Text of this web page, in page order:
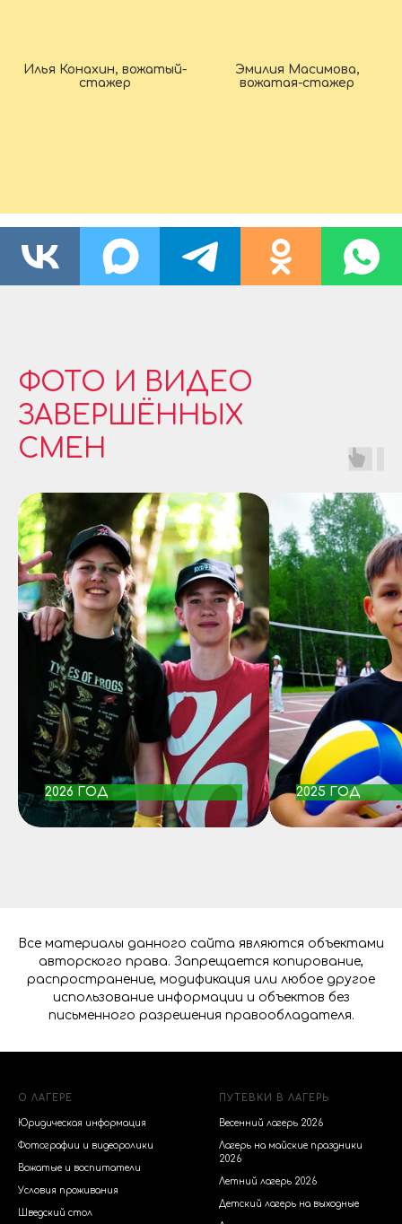
Илья Конахин, вожатый-
стажер
Эмилия Масимова,
вожатая-стажер
ФОТО И ВИДЕО
ЗАВЕРШЁННЫХ
СМЕН
2026 ГОД 2025 ГОД
Все материалы данного сайта являются объектами
авторского права. Запрещается копирование,
распространение, модификация или любое другое
использование информации и объектов без
письменного разрешения правообладателя.
О ЛАГЕРЕ
Юридическая информация
Фотографии и видеоролики
Вожатые и воспитатели
Условия проживания
Шведский стол
ПУТЕВКИ В ЛАГЕРЬ
Весенний лагерь 2026
Лагерь на майские праздники
2026
Летний лагерь 2026
Детский лагерь на выходные